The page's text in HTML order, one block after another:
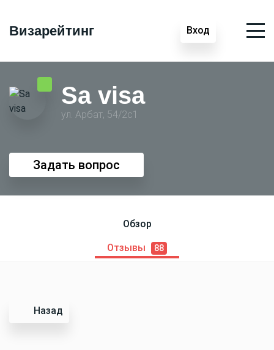
Визарейтинг Вход
Sa visa
ул. Арбат, 54/2с1
Задать вопрос
Обзор
Отзывы 88
Назад